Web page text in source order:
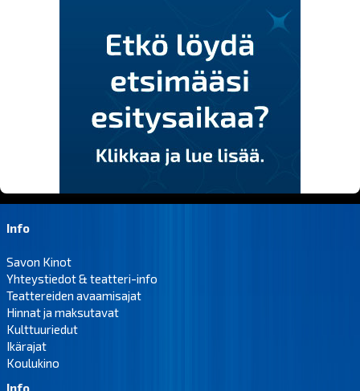
Info
Savon Kinot
Yhteystiedot & teatteri-info
Teattereiden avaamisajat
Hinnat ja maksutavat
Kulttuuriedut
Ikärajat
Koulukino
Info